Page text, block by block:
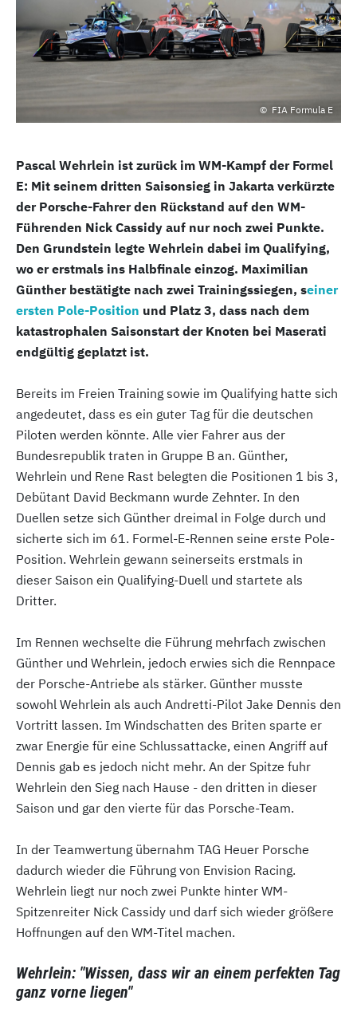
FIA Formula E
Pascal Wehrlein ist zurück im WM-Kampf der Formel
E: Mit seinem dritten Saisonsieg in Jakarta verkürzte
der Porsche-Fahrer den Rückstand auf den WM-
Führenden Nick Cassidy auf nur noch zwei Punkte.
Den Grundstein legte Wehrlein dabei im Qualifying,
wo er erstmals ins Halbfinale einzog. Maximilian
Günther bestätigte nach zwei Trainingssiegen, seiner
ersten Pole-Position und Platz 3, dass nach dem
katastrophalen Saisonstart der Knoten bei Maserati
endgültig geplatzt ist.
Bereits im Freien Training sowie im Qualifying hatte sich
angedeutet, dass es ein guter Tag für die deutschen
Piloten werden könnte. Alle vier Fahrer aus der
Bundesrepublik traten in Gruppe B an. Günther,
Wehrlein und Rene Rast belegten die Positionen 1 bis 3,
Debütant David Beckmann wurde Zehnter. In den
Duellen setze sich Günther dreimal in Folge durch und
sicherte sich im 61. Formel-E-Rennen seine erste Pole-
Position. Wehrlein gewann seinerseits erstmals in
dieser Saison ein Qualifying-Duell und startete als
Dritter.
Im Rennen wechselte die Führung mehrfach zwischen
Günther und Wehrlein, jedoch erwies sich die Rennpace
der Porsche-Antriebe als stärker. Günther musste
sowohl Wehrlein als auch Andretti-Pilot Jake Dennis den
Vortritt lassen. Im Windschatten des Briten sparte er
zwar Energie für eine Schlussattacke, einen Angriff auf
Dennis gab es jedoch nicht mehr. An der Spitze fuhr
Wehrlein den Sieg nach Hause - den dritten in dieser
Saison und gar den vierte für das Porsche-Team.
In der Teamwertung übernahm TAG Heuer Porsche
dadurch wieder die Führung von Envision Racing.
Wehrlein liegt nur noch zwei Punkte hinter WM-
Spitzenreiter Nick Cassidy und darf sich wieder größere
Hoffnungen auf den WM-Titel machen.
Wehrlein: "Wissen, dass wir an einem perfekten Tag
ganz vorne liegen"